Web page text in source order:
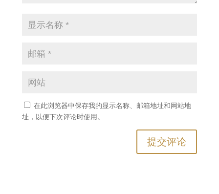
在此浏览器中保存我的显示名称、邮箱地址和网站地
址，以便下次评论时使用。